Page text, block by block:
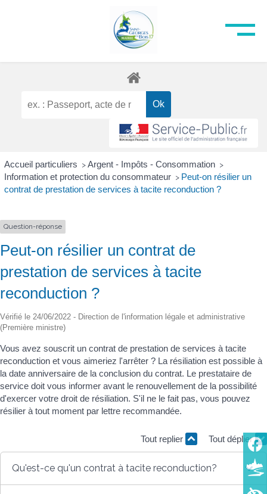
Accueil particuliers > Argent - Impôts - Consommation >
Information et protection du consommateur > Peut-on résilier un
contrat de prestation de services à tacite reconduction ?
Question-réponse
Peut-on résilier un contrat de
prestation de services à tacite
reconduction ?
Vérifié le 24/06/2022 - Direction de l'information légale et administrative
(Première ministre)
Vous avez souscrit un contrat de prestation de services à tacite
reconduction et vous aimeriez l'arrêter ? La résiliation est possible à
la date anniversaire de la conclusion du contrat. Le prestataire de
service doit vous informer avant le renouvellement de la possibilité
d'exercer votre droit de résiliation. S'il ne le fait pas, vous pouvez
résilier à tout moment par lettre recommandée.
Tout replier Tout déplier
Qu'est-ce qu'un contrat à tacite reconduction?